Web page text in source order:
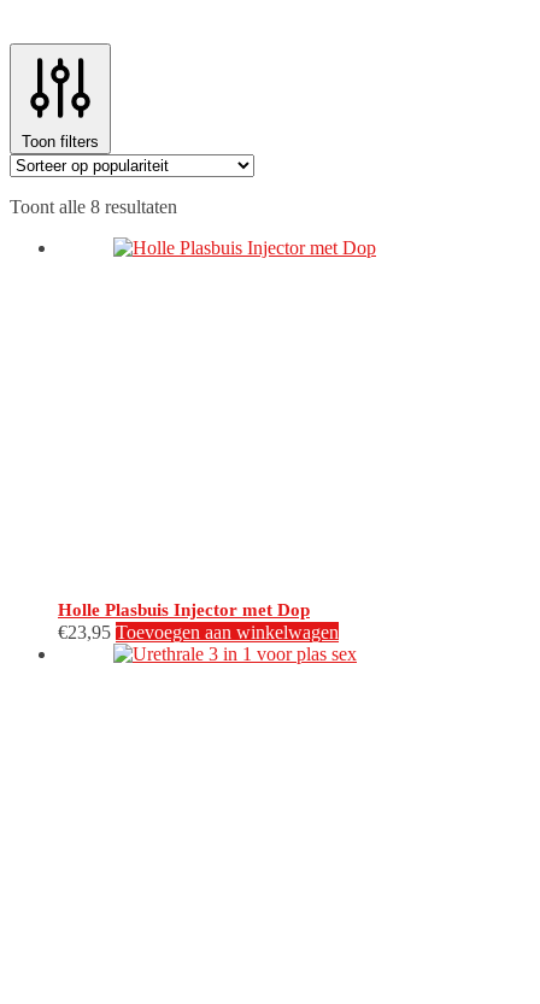
Toon filters
Toont alle 8 resultaten
populariteit
Holle Plasbuis Injector met Dop
€23,95 Toevoegen aan winkelwagen